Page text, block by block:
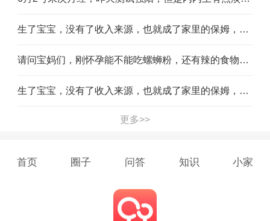
生了宝宝，没有了收入来源，也就成了家里的保姆，无意在手机上找了个活，一天三四十，感觉很满足，有没有需要的宝妈一起做，不是微商
请问宝妈们，刚怀孕能不能吃螺蛳粉，还有辣的食物，真的好像吃
生了宝宝，没有了收入来源，也就成了家里的保姆，无意在手机上找了个活，一天三四十，感觉很满足，有没有需要的宝妈一起做，不是微商
更多>>
首页 圈子 问答 知识 小家